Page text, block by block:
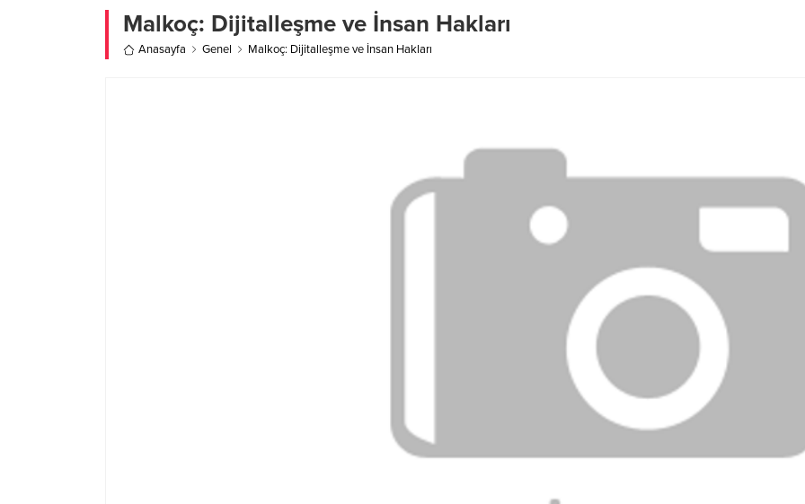
Malkoç: Dijitalleşme ve İnsan Hakları
Anasayfa Genel Malkoç: Dijitalleşme ve İnsan Hakları